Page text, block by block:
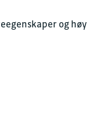
og høy